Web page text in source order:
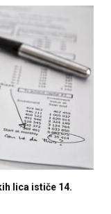
lica ističe 14.